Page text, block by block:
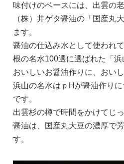
味付けのベースには、出雲の
（株）井ゲタ醤油の「国産丸
ます。
醤油の仕込み水として使われ
根の名水100選に選ばれた「浜
おいしいお醤油作りに、おい
浜山の名水はｐHが醤油作り
です。
出雲杉の樽で時間をかけてじ
醤油は、国産丸大豆の濃厚で
す。